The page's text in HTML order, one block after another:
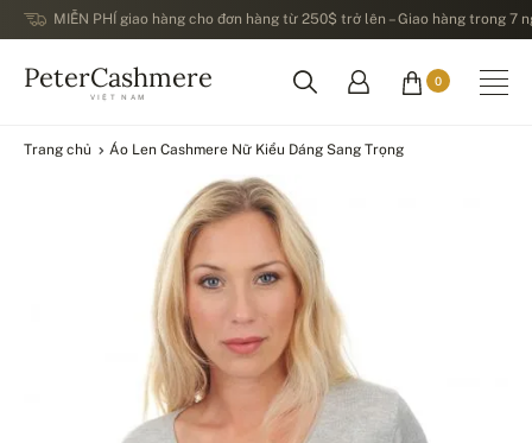
MIỄN PHÍ giao hàng cho đơn hàng từ 250$ trở lên – Giao hàng trong 7
PeterCashmere
VIỆT NAM
0
Trang chủ Áo Len Cashmere Nữ Kiểu Dáng Sang Trọng